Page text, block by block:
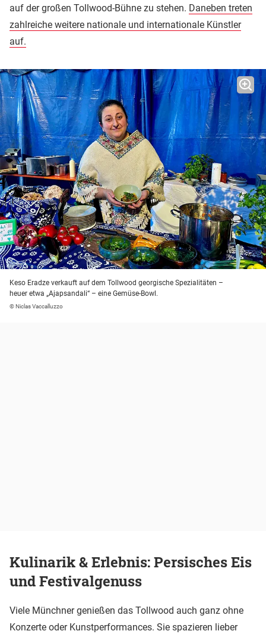
auf der großen Tollwood-Bühne zu stehen. Daneben treten
zahlreiche weitere nationale und internationale Künstler
auf.
Keso Eradze verkauft auf dem Tollwood georgische Spezialitäten –
heuer etwa „Ajapsandali“ – eine Gemüse-Bowl.
© Niclas Vaccalluzzo
Kulinarik & Erlebnis: Persisches Eis
und Festivalgenuss
Viele Münchner genießen das Tollwood auch ganz ohne
Konzerte oder Kunstperformances. Sie spazieren lieber